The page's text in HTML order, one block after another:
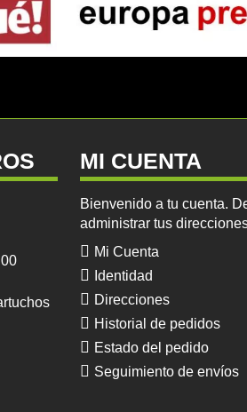
MI CUENTA
Bienvenido a tu cuenta.
administrar tus
Mi Cuenta
Identidad
Direcciones
Historial de pedidos
Estado del pedido
Seguimiento de envíos